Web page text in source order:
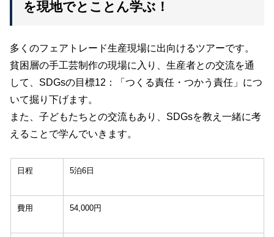
を現地でとことん学ぶ！
多くのフェアトレード生産現場に出向けるツアーです。
貧困層の手工芸制作の現場に入り、生産者との交流を通
して、SDGsの目標12：「つくる責任・つかう責任」につ
いて掘り下げます。
また、子どもたちとの交流もあり、SDGsを教え一緒に考
えることで学んでいきます。
日程 5泊6日
費用 54,000円